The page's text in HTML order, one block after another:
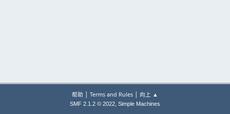
帮助 | Terms and Rules | 向上 ▲
SMF 2.1.2 © 2022, Simple Machines